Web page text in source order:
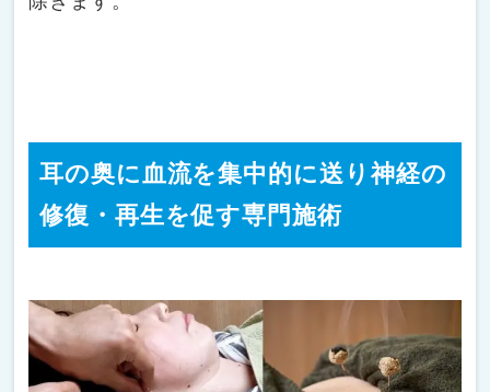
耳の奥に血流を集中的に送り神経の
修復・再生を促す専門施術